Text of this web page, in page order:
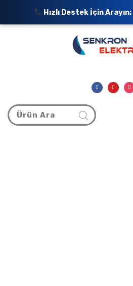
Hızlı Destek İçin Arayın: